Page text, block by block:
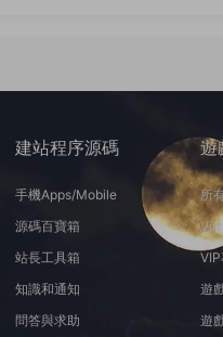
建站程序源碼
手機Apps/Mobile
源碼百寶箱
站長工具箱
知識和通知
問答與求助
遊
所
遊
遊